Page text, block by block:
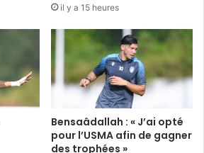
il y a 15 heures
Bensaâdallah : « J’ai opté
pour l’USMA afin de gagner
des trophées »